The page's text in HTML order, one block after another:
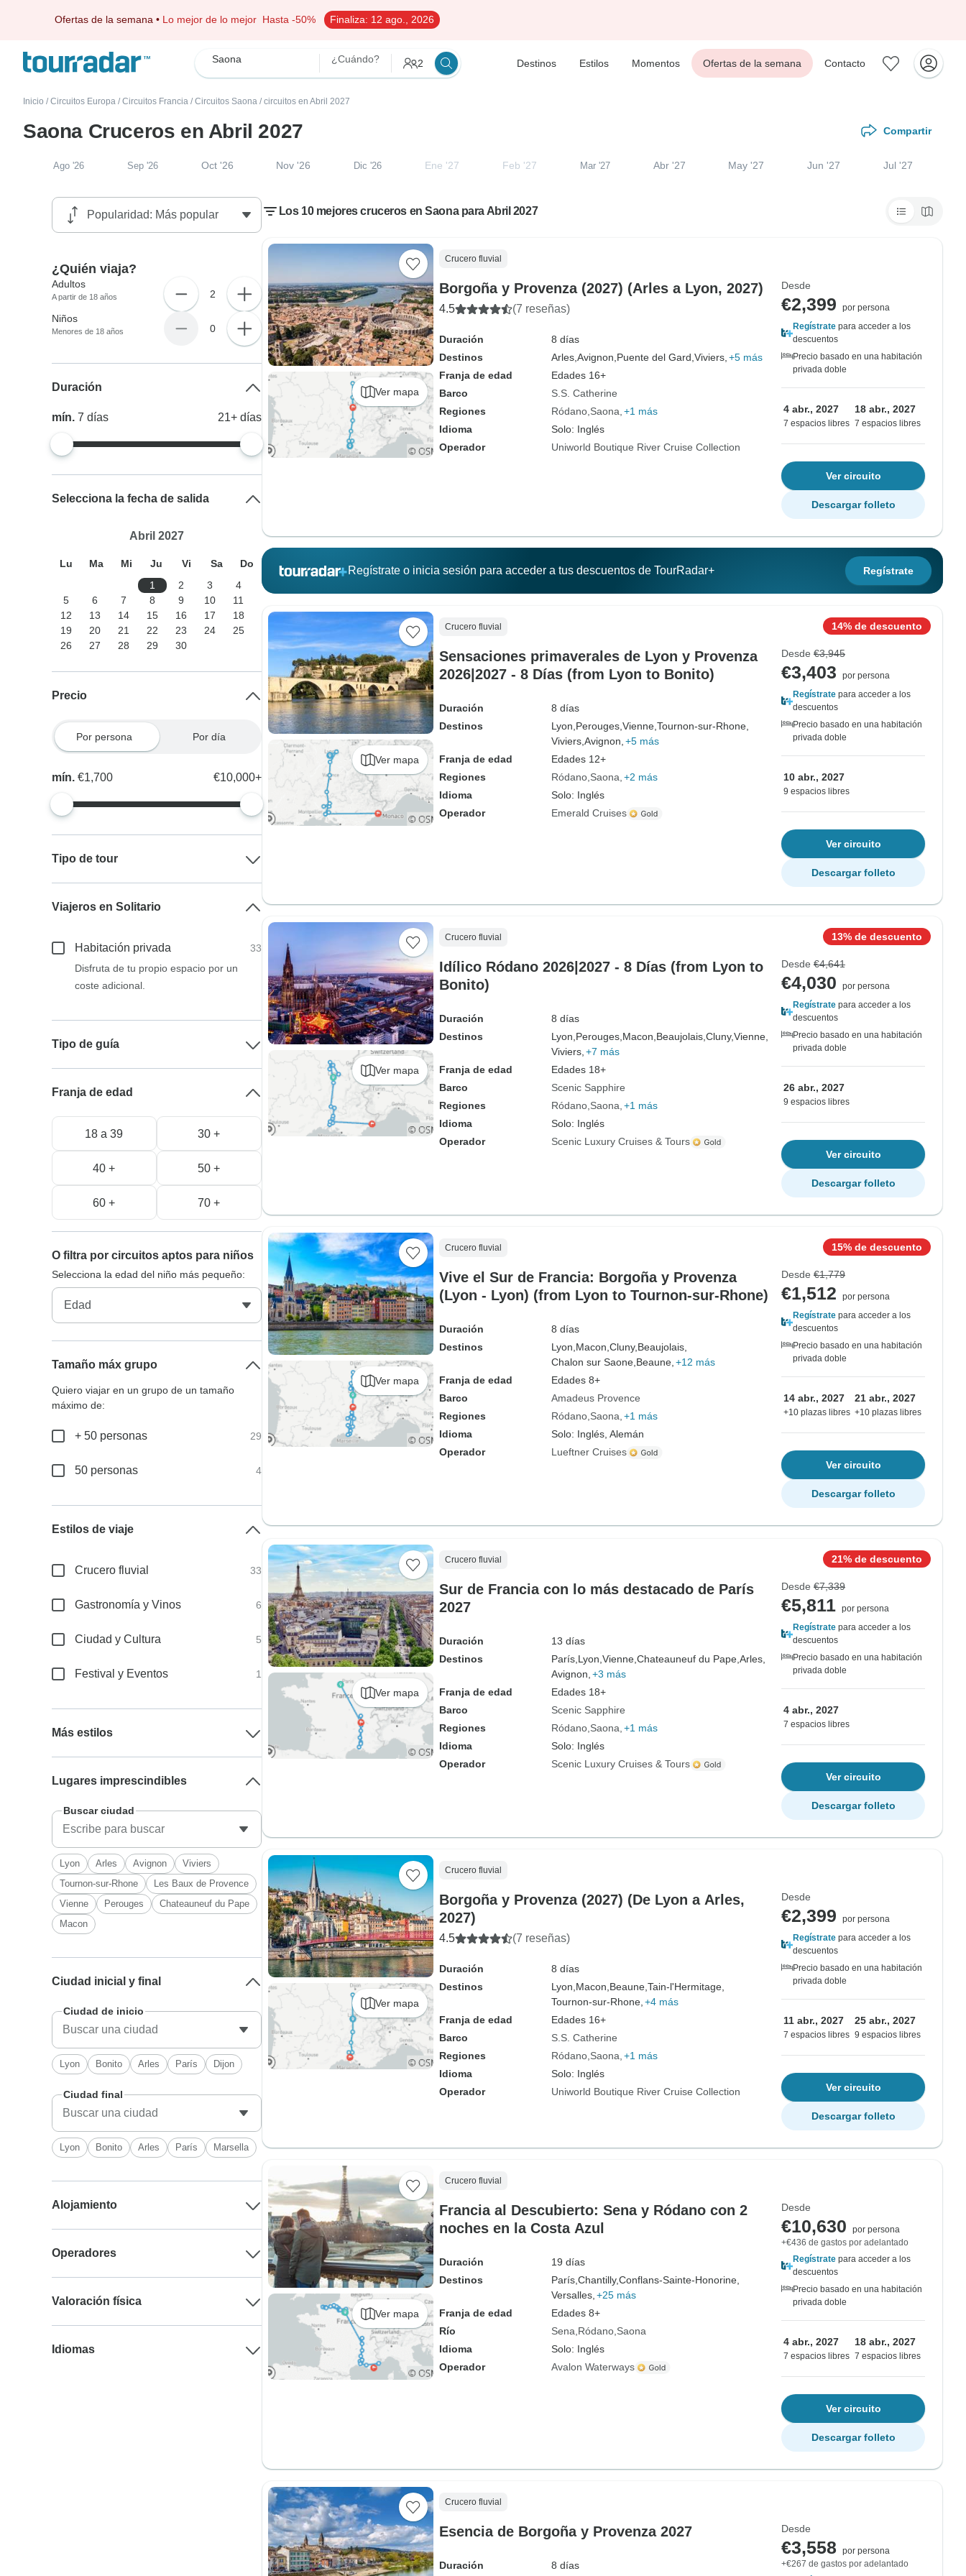
Ofertas de la semana • Lo mejor de lo mejor Hasta -50% Finaliza: 12 ago., 2026
Saona ¿Cuándo? 2 Destinos Estilos Momentos Ofertas de la semana Contacto
Inicio / Circuitos Europa / Circuitos Francia / Circuitos Saona / circuitos en Abril 2027
Saona Cruceros en Abril 2027 Compartir
Ago '26 Sep '26 Oct '26 Nov '26 Dic '26 Ene '27 Feb '27 Mar '27 Abr '27 May '27 Jun '27 Jul '27
Los 10 mejores cruceros en Saona para Abril 2027
Ver mapa
Crucero fluvial
Borgoña y Provenza (2027) (Arles a Lyon, 2027)
4.5 (7 reseñas)
Duración
8 días
Destinos
Arles, Avignon, Puente del Gard, Viviers, +5 más
Franja de edad
Edades 16+
Barco
S.S. Catherine
Regiones
Ródano Saona +1 más
Idioma
Solo: Inglés
Operador
Uniworld Boutique River Cruise Collection
Desde
€2,399
por persona
Regístrate para acceder a los
descuentos
Precio basado en una habitación
privada doble
4 abr., 2027
7 espacios libres
18 abr., 2027
7 espacios libres
Ver circuito
Descargar folleto
Regístrate o inicia sesión para acceder a tus descuentos de TourRadar+ Regístrate
Ver mapa
Crucero fluvial
Sensaciones primaverales de Lyon y Provenza
2026|2027 - 8 Días (from Lyon to Bonito)
Duración
8 días
Destinos
Lyon, Perouges, Vienne, Tournon-sur-Rhone,
Viviers, Avignon, +5 más
Franja de edad
Edades 12+
Regiones
Ródano Saona +2 más
Idioma
Solo: Inglés
Operador
Emerald Cruises
14% de descuento
Desde €3,945
€3,403
por persona
Regístrate para acceder a los
descuentos
Precio basado en una habitación
privada doble
10 abr., 2027
9 espacios libres
Ver circuito
Descargar folleto
Ver mapa
Crucero fluvial
Idílico Ródano 2026|2027 - 8 Días (from Lyon to
Bonito)
Duración
8 días
Destinos
Lyon, Perouges, Macon, Beaujolais, Cluny,Vienne,
Viviers, +7 más
Franja de edad
Edades 18+
Barco
Scenic Sapphire
Regiones
Ródano Saona +1 más
Idioma
Solo: Inglés
Operador
Scenic Luxury Cruises & Tours
13% de descuento
Desde €4,641
€4,030
por persona
Regístrate para acceder a los
descuentos
Precio basado en una habitación
privada doble
26 abr., 2027
9 espacios libres
Ver circuito
Descargar folleto
Ver mapa
Crucero fluvial
Vive el Sur de Francia: Borgoña y Provenza
(Lyon - Lyon) (from Lyon to Tournon-sur-Rhone)
Duración
8 días
Destinos
Lyon, Macon, Cluny, Beaujolais,
Chalon sur Saone, Beaune, +12 más
Franja de edad
Edades 8+
Barco
Amadeus Provence
Regiones
Ródano Saona +1 más
Idioma
Solo: Inglés, Alemán
Operador
Lueftner Cruises
15% de descuento
Desde €1,779
€1,512
por persona
Regístrate para acceder a los
descuentos
Precio basado en una habitación
privada doble
14 abr., 2027
+10 plazas libres
21 abr., 2027
+10 plazas libres
Ver circuito
Descargar folleto
Ver mapa
Crucero fluvial
Sur de Francia con lo más destacado de París
2027
Duración
13 días
Destinos
París, Lyon, Vienne, Chateauneuf du Pape, Arles,
Avignon, +3 más
Franja de edad
Edades 18+
Barco
Scenic Sapphire
Regiones
Ródano Saona +1 más
Idioma
Solo: Inglés
Operador
Scenic Luxury Cruises & Tours
21% de descuento
Desde €7,339
€5,811 por persona
Regístrate para acceder a los
descuentos
Precio basado en una habitación
privada doble
4 abr., 2027
7 espacios libres
Ver circuito
Descargar folleto
Ver mapa
Crucero fluvial
Borgoña y Provenza (2027) (De Lyon a Arles,
2027)
4.5 (7 reseñas)
Duración
8 días
Destinos
Lyon, Macon, Beaune, Tain-l'Hermitage,
Tournon-sur-Rhone, +4 más
Franja de edad
Edades 16+
Barco
S.S. Catherine
Regiones
Ródano Saona +1 más
Idioma
Solo: Inglés
Operador
Uniworld Boutique River Cruise Collection
Desde
€2,399
por persona
Regístrate para acceder a los
descuentos
Precio basado en una habitación
privada doble
11 abr., 2027
7 espacios libres
25 abr., 2027
9 espacios libres
Ver circuito
Descargar folleto
Ver mapa
Crucero fluvial
Francia al Descubierto: Sena y Ródano con 2
noches en la Costa Azul
Duración
19 días
Destinos
París, Chantilly,Conflans-Sainte-Honorine,
Versalles, +25 más
Franja de edad
Edades 8+
Río
Sena Ródano Saona
Idioma
Solo: Inglés
Operador
Avalon Waterways
Desde
€10,630
por persona
+€436 de gastos por adelantado
Regístrate para acceder a los
descuentos
Precio basado en una habitación
privada doble
4 abr., 2027
7 espacios libres
18 abr., 2027
7 espacios libres
Ver circuito
Descargar folleto
Crucero fluvial
Esencia de Borgoña y Provenza 2027
Duración 8 días
Desde
€3,558
por persona
+€267 de gastos por adelantado
¿Quién viaja?
Adultos
A partir de 18 años 2
Niños
Menores de 18 años 0
Duración
mín.7días 21+ días
Selecciona la fecha de salida
Abril 2027
Lu Ma Mi Ju Vi Sa
Do
1
2 3
4
5
6 7 8 9 10
11
12
13 14 15 16 17
18
19
20 21 22 23 24
25
26
27 28 29 30
Precio
Por persona Por día
mín.€1,700 €10,000+
Tipo de tour
Viajeros en Solitario
Habitación privada
33
Disfruta de tu propio espacio por un
coste adicional.
Tipo de guía
Franja de edad
18 a 39 30 +
40 + 50 +
60 + 70 +
O filtra por circuitos aptos para niños
Selecciona la edad del niño más pequeño:
Tamaño máx grupo
Quiero viajar en un grupo de un tamaño
máximo de:
+ 50 personas 29
50 personas 4
Estilos de viaje
Crucero fluvial 33
Gastronomía y Vinos 6
Ciudad y Cultura 5
Festival y Eventos 1
Más estilos
Lugares imprescindibles
Buscar ciudad
Lyon Arles Avignon
Viviers
Tournon-sur-Rhone
Les Baux de Provence
Vienne
Perouges
Chateauneuf du Pape
Macon
Ciudad inicial y final
Ciudad de inicio
Lyon Bonito Arles París Dijon
Ciudad final
Lyon Bonito Arles París Marsella
Alojamiento
Operadores
Valoración física
Idiomas